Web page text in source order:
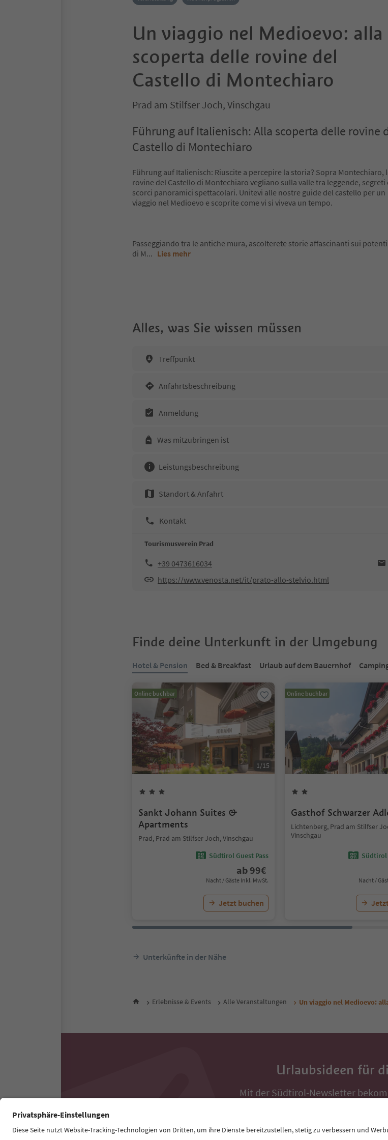
Un viaggio nel Medioevo: alla
scoperta delle rovine del
Castello di Montechiaro
Prad am Stilfser Joch, Vinschgau
Führung auf Italienisch: Alla scoperta delle rovine
Castello di Montechiaro
Führung auf Italienisch: Riuscite a percepire la storia? Sopra Montechiaro,
rovine del Castello di Montechiaro vegliano sulla valle tra leggende, segreti
scorci panoramici spettacolari. Unitevi alle nostre guide del castello per un
viaggio nel Medioevo e scoprite come vi si viveva un tempo.
Passeggiando tra le antiche mura, ascolterete storie affascinanti sui
di M... Lies mehr
Alles, was Sie wissen müssen
Treffpunkt
Anfahrtsbeschreibung
Anmeldung
Was mitzubringen ist
Leistungsbeschreibung
Standort & Anfahrt
Kontakt
Tourismusverein Prad
+39 0473616034
https://www.venosta.net/it/prato-allo-stelvio.html
Finde deine Unterkunft in der Umgebung
Hotel & Pension Bed & Breakfast Urlaub auf dem Bauernhof
Online buchbar
1/15
Sankt Johann Suites &
Apartments
Prad, Prad am Stilfser Joch, Vinschgau
Südtirol Guest Pass
ab 99€
Nacht / Gäste Inkl. MwSt.
Jetzt buchen
Online buchbar
Gasthof Schwarzer
Lichtenberg, Prad am Stilfser
Vinschgau
Südtirol
Nacht /
Unterkünfte in der Nähe
Erlebnisse & Events Alle Veranstaltungen Un viaggio nel Medioevo:
Urlaubsideen für
Mit der Südtirol-Newsletter